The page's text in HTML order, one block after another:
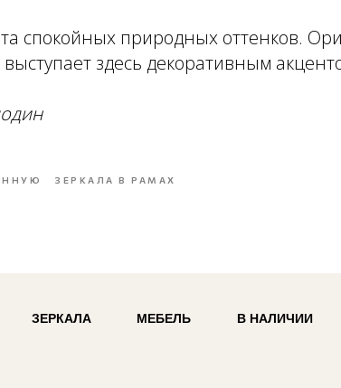
спокойных природных оттенков.
здесь декоративным
ЗЕРКАЛА В РАМАХ
ЗЕРКАЛА В НАЛИЧИИ
МЕБЕЛЬ